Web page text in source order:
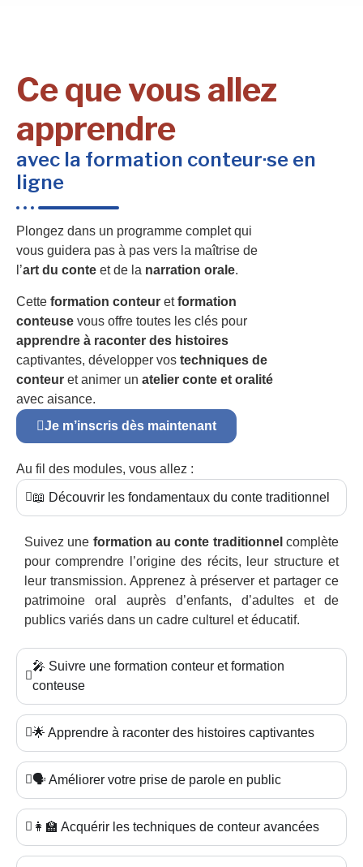
Ce que vous allez
apprendre
avec la formation conteur·se en
ligne
Plongez dans un programme complet qui
vous guidera pas à pas vers la maîtrise de
l’art du conte et de la narration orale.
Cette formation conteur etformation
conteuse vous offre toutes les clés pour
apprendre à raconter des histoires
captivantes, développer vos techniques de
conteur et animer un atelier conte et oralité
avec aisance.
Je m’inscris dès maintenant
Au fil des modules, vous allez :
📖 Découvrir les fondamentaux du conte traditionnel
Suivez une formation au conte traditionnel complète
pour comprendre l’origine des récits, leur structure et
leur transmission. Apprenez à préserver et partager ce
patrimoine oral auprès d’enfants, d’adultes et de
publics variés dans un cadre culturel et éducatif.
🎤 Suivre une formation conteur et formation
conteuse
🌟 Apprendre à raconter des histoires captivantes
🗣️ Améliorer votre prise de parole en public
👩‍🏫 Acquérir les techniques de conteur avancées